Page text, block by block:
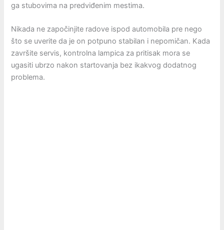
ga stubovima na predviđenim mestima.
Nikada ne započinjite radove ispod automobila pre nego
što se uverite da je on potpuno stabilan i nepomičan. Kada
završite servis, kontrolna lampica za pritisak mora se
ugasiti ubrzo nakon startovanja bez ikakvog dodatnog
problema.